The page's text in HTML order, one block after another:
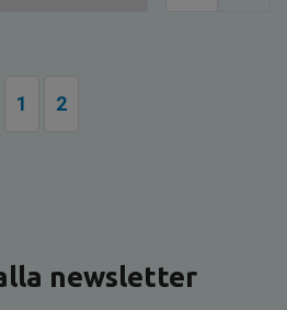
1 2
newsletter